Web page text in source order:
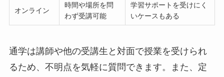
オンライン
時間や場所を問
わず受講可能
学習サポートを受けにく
いケースもある
通学は講師や他の受講生と対面で授業を受けられ
るため、不明点を気軽に質問できます。また、定